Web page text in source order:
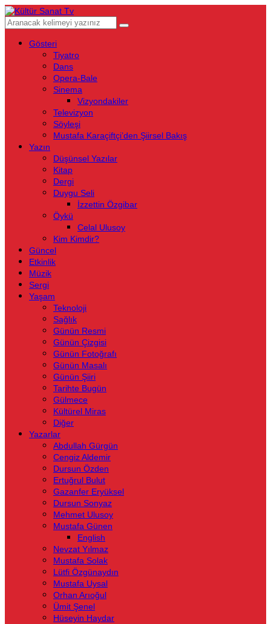
Gösteri
Tiyatro
Dans
Opera-Bale
Sinema
Vizyondakiler
Televizyon
Söyleşi
Mustafa Karaçiftçi’den Şiirsel Bakış
Yazın
Düşünsel Yazılar
Kitap
Dergi
Duygu Seli
İzzettin Özgibar
Öykü
Celal Ulusoy
Kim Kimdir?
Güncel
Etkinlik
Müzik
Sergi
Yaşam
Teknoloji
Sağlık
Günün Resmi
Günün Çizgisi
Günün Fotoğrafı
Günün Masalı
Günün Şiiri
Tarihte Bugün
Gülmece
Kültürel Miras
Diğer
Yazarlar
Abdullah Gürgün
Cengiz Aldemir
Dursun Özden
Ertuğrul Bulut
Gazanfer Eryüksel
Dursun Sonyaz
Mehmet Ulusoy
Mustafa Günen
English
Nevzat Yılmaz
Mustafa Solak
Lütfi Özgünaydın
Mustafa Uysal
Orhan Arıoğul
Ümit Şenel
Hüseyin Haydar